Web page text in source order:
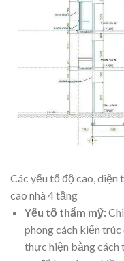
Các yếu tố độ cao, diện
cao nhà 4 tầng
Yếu tố thẩm mỹ:
phong cách kiến
thực hiện bằng cách